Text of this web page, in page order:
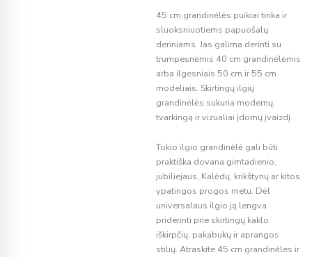
45 cm grandinėlės puikiai tinka ir
sluoksniuotiems papuošalų
deriniams. Jas galima derinti su
trumpesnėmis 40 cm grandinėlėmis
arba ilgesniais 50 cm ir 55 cm
modeliais. Skirtingų ilgių
grandinėlės sukuria modernų,
tvarkingą ir vizualiai įdomų įvaizdį.
Tokio ilgio grandinėlė gali būti
praktiška dovana gimtadienio,
jubiliejaus, Kalėdų, krikštynų ar kitos
ypatingos progos metu. Dėl
universalaus ilgio ją lengva
priderinti prie skirtingų kaklo
iškirpčių, pakabukų ir aprangos
stilių. Atraskite 45 cm grandinėles ir